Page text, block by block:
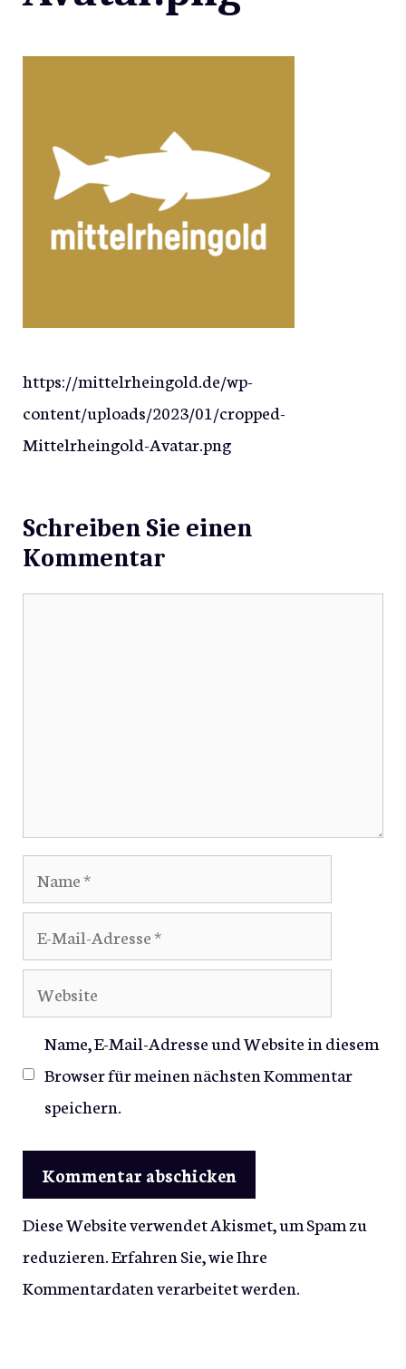
https://mittelrheingold.de/wp-
content/uploads/2023/01/cropped-
Mittelrheingold-Avatar.png
Schreiben Sie einen
Kommentar
Name
Mail-
Adresse
Website
Name, E-Mail-Adresse und Website in diesem
Browser für meinen nächsten Kommentar
speichern.
Diese Website verwendet Akismet, um Spam zu
reduzieren.Erfahren Sie, wie Ihre
Kommentardaten verarbeitet werden.